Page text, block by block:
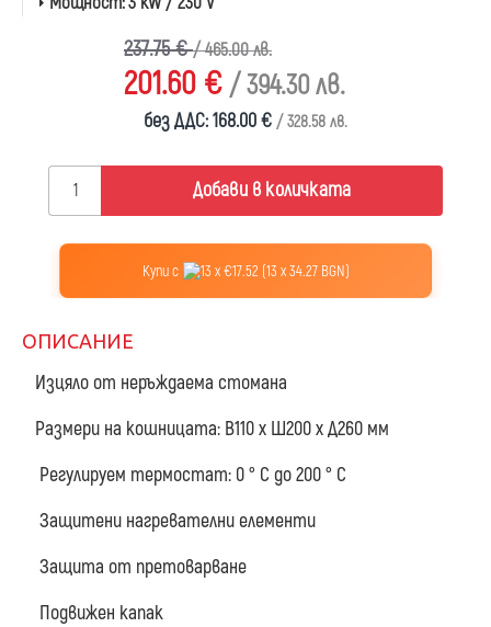
201.60 € / 394.30 лв.
237.75 €/ 465.00 лв.
без ДДС: 168.00 € / 328.58 лв.
Добави в количката
Купи с 13 x €17.52 (13 x 34.27 BGN)
ОПИСАНИЕ
Изцяло от неръждаема стомана
Размери на кошницата: В110 х Ш200 х Д260 мм
Регулируем термостат: 0 ° C до 200 ° C
Защитени нагревателни елементи
Защита от претоварване
Подвижен капак